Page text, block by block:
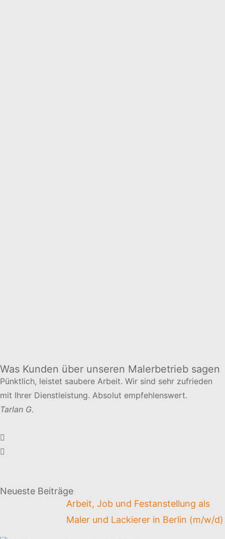
Was Kunden über unseren Malerbetrieb sagen
Pünktlich, leistet saubere Arbeit. Wir sind sehr zufrieden
mit Ihrer Dienstleistung. Absolut empfehlenswert.
Tarlan G.
Neueste Beiträge
Arbeit, Job und Festanstellung als
Maler und Lackierer in Berlin (m/w/d)